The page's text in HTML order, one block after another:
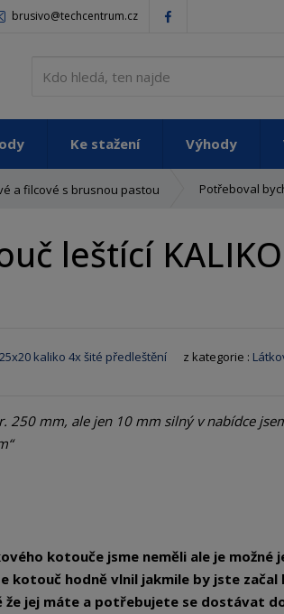
brusivo@techcentrum.cz
Ke stažení Výhody
a filcové s brusnou pastou Potřeboval
leštící
kaliko 4x šité předleštění z kategorie :
250 mm, ale jen 10 mm silný v nabídce
kotouče jsme neměli ale je možné
kotouč hodně vlnil jakmile by jste
jej máte a potřebujete se dostávat